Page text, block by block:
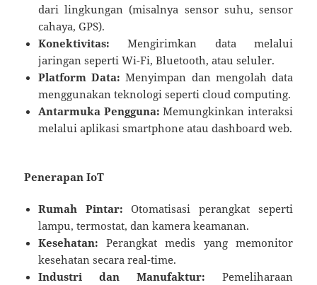
dari lingkungan (misalnya sensor suhu, sensor
cahaya, GPS).
Konektivitas: Mengirimkan data melalui
jaringan seperti Wi-Fi, Bluetooth, atau seluler.
Platform Data: Menyimpan dan mengolah data
menggunakan teknologi seperti cloud computing.
Antarmuka Pengguna: Memungkinkan interaksi
melalui aplikasi smartphone atau dashboard web.
Penerapan IoT
Rumah Pintar: Otomatisasi perangkat seperti
lampu, termostat, dan kamera keamanan.
Kesehatan: Perangkat medis yang memonitor
kesehatan secara real-time.
Industri dan Manufaktur: Pemeliharaan